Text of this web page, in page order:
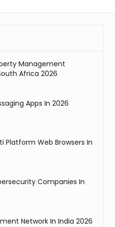
Management
Africa 2026
Apps In 2026
Platform Web Browsers In
Companies In
Network In India 2026